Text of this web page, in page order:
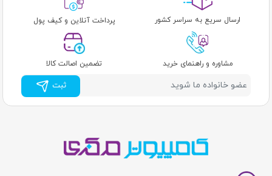
ارسال سریع به سراسر کشور پرداخت آنلاین و کیف پول
مشاوره و راهنمای خرید تضمین اصالت کالا
ثبت